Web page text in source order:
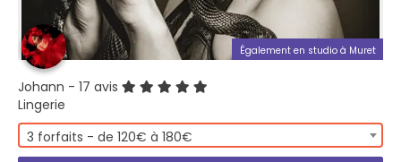
Également en studio à Muret
Johann - 17 avis
Lingerie
3 forfaits - de 120€ à 180€